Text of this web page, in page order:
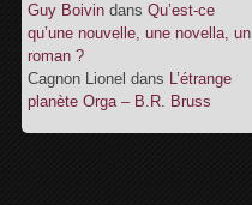
Guy Boivin dans Qu’est-ce
qu’une nouvelle, une novella, un
roman ?
Cagnon Lionel dans L’étrange
planète Orga – B.R. Bruss